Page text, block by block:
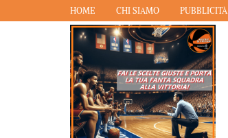
HOME CHI SIAMO PUBBLICITÀ